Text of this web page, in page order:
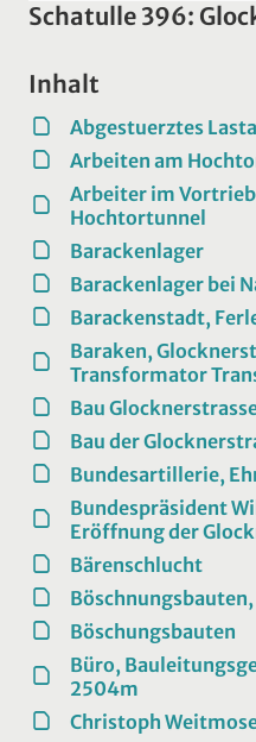
Schatulle 396:
Inhalt
Abgestuerztes
Arbeiten am
Arbeiter im
Hochtortunnel
Barackenlager
Barackenlager bei
Barackenstadt,
Baraken,
Transformator
Bau
Bau der
Bundesartillerie,
Bundespräsident
Eröffnung der
Bärenschlucht
Böschungsbauten
Büro,
2504m
Christoph